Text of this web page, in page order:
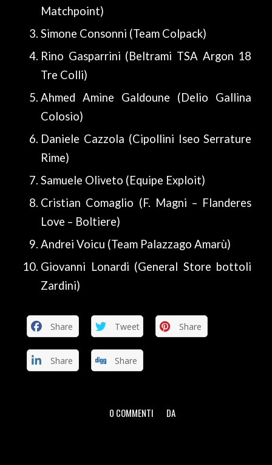
Matchpoint)
Simone Consonni (Team Colpack)
Rino Gasparrini (Beltrami TSA Argon 18
Tre Colli)
Ahmed Amine Galdoune (Delio Gallina
Colosio)
Daniele Cazzola (Cipollini Iseo Serrature
Rime)
Samuele Oliveto (Equipe Exploit)
Cristian Comaglio (F. Magni – Flanderes
Love – Boltiere)
Andrei Voicu (Team Palazzago Amarù)
Giovanni Lonardi (General Store bottoli
Zardini)
Share Tweet Share
Share Share
0 COMMENTI
/ DA